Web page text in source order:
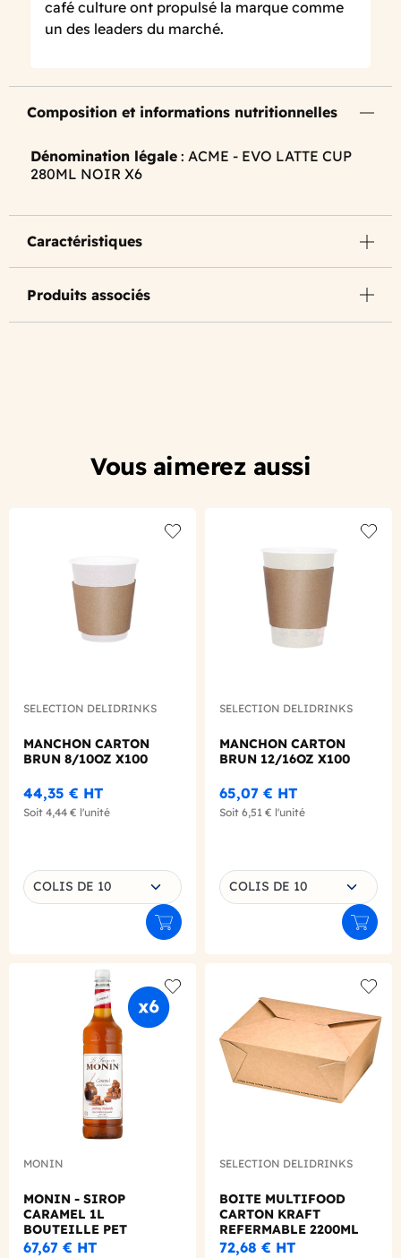
café culture ont propulsé la marque comme
un des leaders du marché.
Composition et informations nutritionnelles
Dénomination légale : ACME - EVO LATTE CUP
280ML NOIR X6
Caractéristiques
Produits associés
Vous aimerez aussi
SELECTION DELIDRINKS
MANCHON CARTON
BRUN 8/10OZ X100
44,35 € HT
Soit 4,44 € l'unité
Choisissez une déclinaison
COLIS DE 10
Ajouter au panier
SELECTION DELIDRINKS
MANCHON CARTON
BRUN 12/16OZ X100
65,07 € HT
Soit 6,51 € l'unité
Choisissez une déclinaison
COLIS DE 10
Add to wishlist
MONIN
MONIN - SIROP
CARAMEL 1L
BOUTEILLE PET
67,67 € HT
SELECTION DELIDRINKS
BOITE MULTIFOOD
CARTON KRAFT
REFERMABLE 2200ML
X200
72,68 € HT